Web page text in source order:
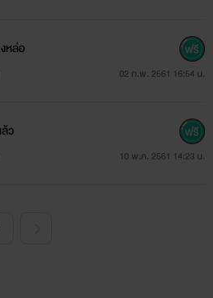
ให้ผมมีแฟนเป็นผู้ชาย ก็แก้ไขชื่อเรื่อง
นเป็นผู้ชาย' แทนค่ะ
หล่อ
02 ก.พ. 2561 16:54 น.
ว
10 พ.ค. 2561 14:23 น.